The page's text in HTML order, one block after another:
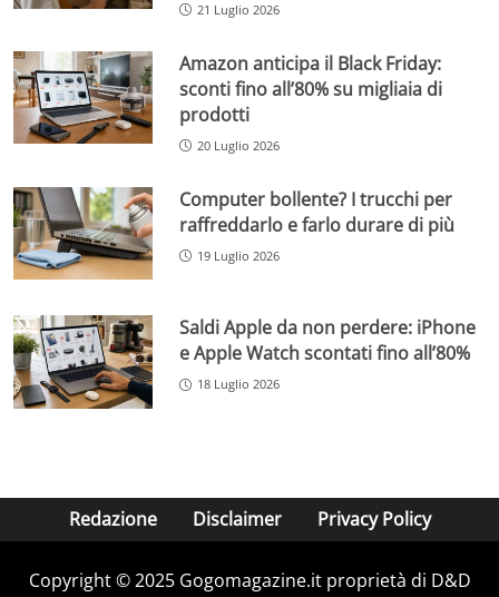
21 Luglio 2026
Amazon anticipa il Black Friday:
sconti fino all’80% su migliaia di
prodotti
20 Luglio 2026
Computer bollente? I trucchi per
raffreddarlo e farlo durare di più
19 Luglio 2026
Saldi Apple da non perdere: iPhone
e Apple Watch scontati fino all’80%
18 Luglio 2026
Redazione Disclaimer Privacy Policy
Copyright © 2025 Gogomagazine.it proprietà di D&D